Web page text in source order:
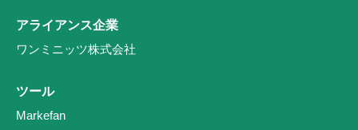
アライアンス企業
ワンミニッツ株式会社
ツール
Markefan